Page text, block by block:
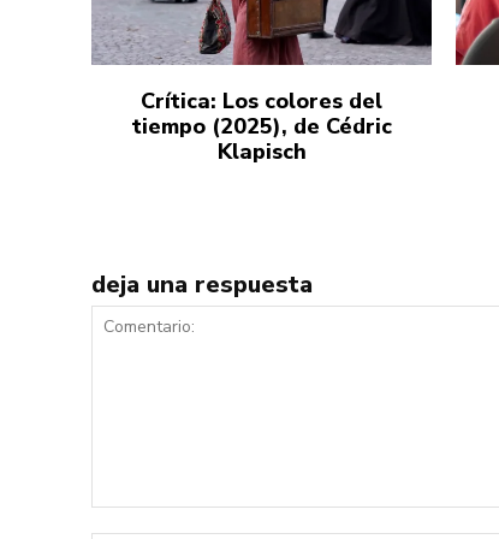
Crítica: Los colores del
tiempo (2025), de Cédric
Klapisch
deja una respuesta